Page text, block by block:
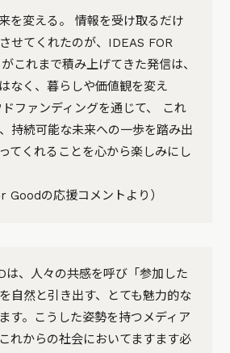
を変える。 情報を受け取るだけ
せてくれたのが、IDEAS FOR
これまで積み上げてきた発信は、
なく、暮らしや価値観を変え
ファンディングを通じて、 これ
持続可能な未来への一歩を踏み出
てくれることを心から楽しみにし
Goodの応援コメントより）
は、人々の共感を呼び「参加した
自然と引き出す、とても魅力的な
す。こうした姿勢を持つメディア
れからの社会においてますます必